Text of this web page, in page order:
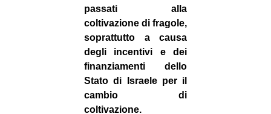
passati alla
coltivazione di fragole,
soprattutto a causa
degli incentivi e dei
finanziamenti dello
Stato di Israele per il
cambio di
coltivazione.